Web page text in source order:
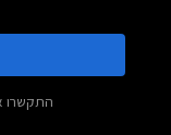
התקשרו